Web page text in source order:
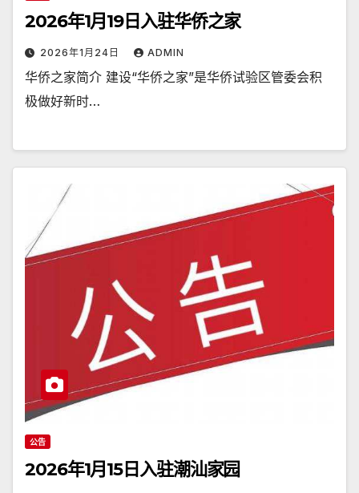
2026年1月19日入驻华侨之家
2026年1月24日 ADMIN
华侨之家简介 建设“华侨之家”是华侨试验区管委会积
极做好新时…
公告
2026年1月15日入驻潮汕家园